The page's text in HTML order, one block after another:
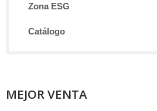
Zona ESG
Catálogo
MEJOR VENTA